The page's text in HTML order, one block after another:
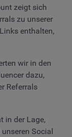
zeigt sich
zu unserer
enthalten,
wir in den
dazu,
Referrals
in der Lage,
Social